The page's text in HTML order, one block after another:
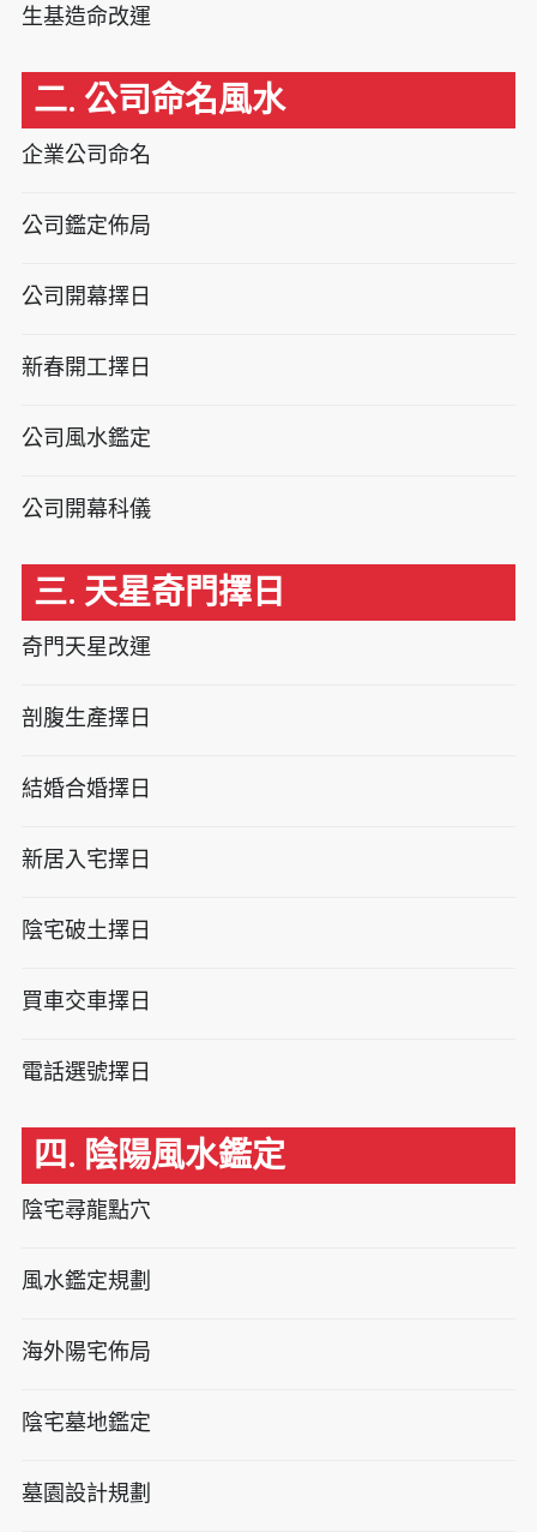
生基造命改運
二. 公司命名風水
企業公司命名
公司鑑定佈局
公司開幕擇日
新春開工擇日
公司風水鑑定
公司開幕科儀
三. 天星奇門擇日
奇門天星改運
剖腹生產擇日
結婚合婚擇日
新居入宅擇日
陰宅破土擇日
買車交車擇日
電話選號擇日
四. 陰陽風水鑑定
陰宅尋龍點穴
風水鑑定規劃
海外陽宅佈局
陰宅墓地鑑定
墓園設計規劃